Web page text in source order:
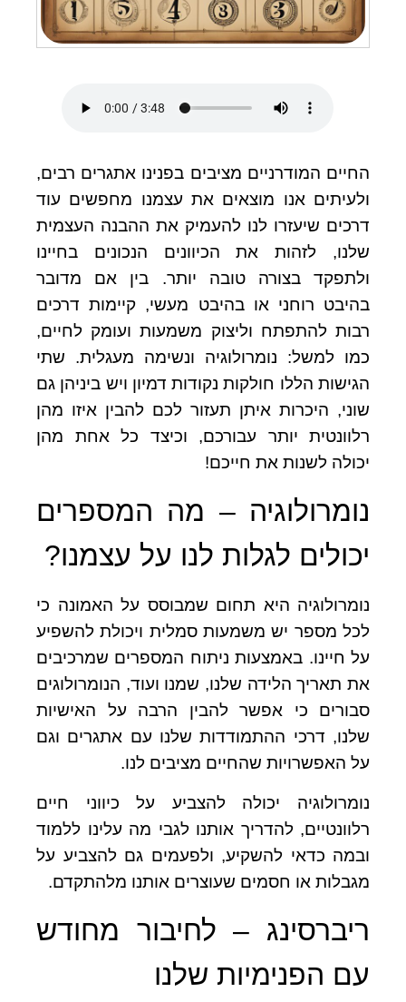
החיים המודרניים מציבים בפנינו אתגרים רבים,
ולעיתים אנו מוצאים את עצמנו מחפשים עוד
דרכים שיעזרו לנו להעמיק את ההבנה העצמית
שלנו, לזהות את הכיוונים הנכונים בחיינו
ולתפקד בצורה טובה יותר. בין אם מדובר
בהיבט רוחני או בהיבט מעשי, קיימות דרכים
רבות להתפתח וליצוק משמעות ועומק לחיים,
כמו למשל: נומרולוגיה ונשימה מעגלית. שתי
הגישות הללו חולקות נקודות דמיון ויש ביניהן גם
שוני, היכרות איתן תעזור לכם להבין איזו מהן
רלוונטית יותר עבורכם, וכיצד כל אחת מהן
יכולה לשנות את חייכם!
נומרולוגיה – מה המספרים
יכולים לגלות לנו על עצמנו?
נומרולוגיה היא תחום שמבוסס על האמונה כי
לכל מספר יש משמעות סמלית ויכולת להשפיע
על חיינו. באמצעות ניתוח המספרים שמרכיבים
את תאריך הלידה שלנו, שמנו ועוד, הנומרולוגים
סבורים כי אפשר להבין הרבה על האישיות
שלנו, דרכי ההתמודדות שלנו עם אתגרים וגם
על האפשרויות שהחיים מציבים לנו.
נומרולוגיה יכולה להצביע על כיווני חיים
רלוונטיים, להדריך אותנו לגבי מה עלינו ללמוד
ובמה כדאי להשקיע, ולפעמים גם להצביע על
מגבלות או חסמים שעוצרים אותנו מלהתקדם.
ריברסינג – לחיבור מחודש
עם הפנימיות שלנו